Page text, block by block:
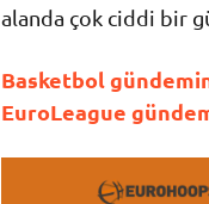
alanda çok ciddi bir
Basketbol
EuroLeague